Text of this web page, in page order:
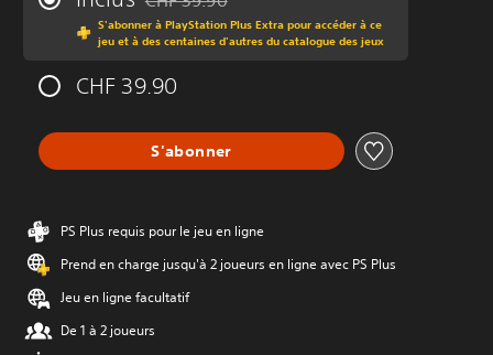
Remise par rapport au prix d'origine de CHF
S'abonner à PlayStation Plus Extra pour accéder à ce
jeu et à des centaines d'autres du catalogue des jeux
CHF 39.90
S'abonner
PS Plus requis pour le jeu en ligne
Prend en charge jusqu'à 2 joueurs en ligne avec PS Plus
Jeu en ligne facultatif
De 1 à 2 joueurs